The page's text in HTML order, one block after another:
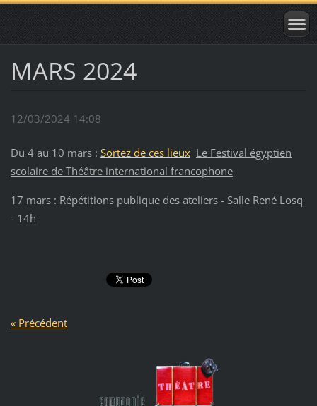
MARS 2024
12/03/2024 14:08
Du 4 au 10 mars : Sortez de ces lieux Le Festival égyptien
scolaire de Théâtre international francophone
17 mars : Répétitions publique des ateliers - Salle René Losq
- 14h
« Précédent